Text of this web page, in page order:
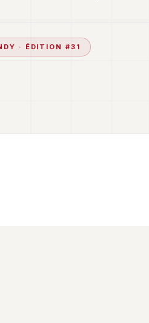
· ÉDITION #31